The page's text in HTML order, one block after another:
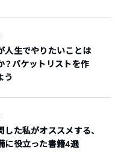
人生でやりたいことは
？バケットリストを作
う
した私がオススメする、
に役立った書籍4選